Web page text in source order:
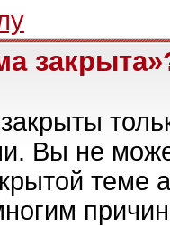
Вы не
теме